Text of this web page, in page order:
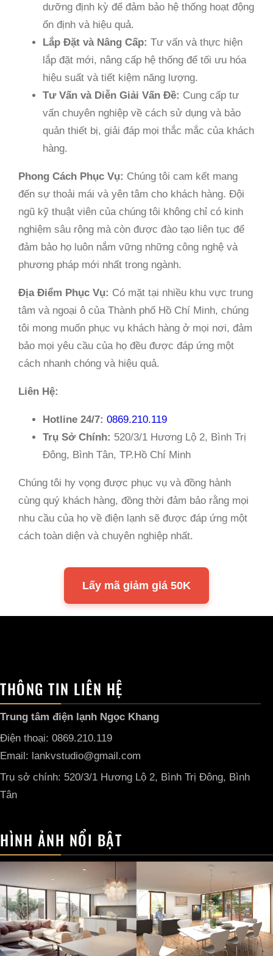
dưỡng định kỳ để đảm bảo hệ thống hoạt động
ổn định và hiệu quả.
Lắp Đặt và Nâng Cấp: Tư vấn và thực hiện
lắp đặt mới, nâng cấp hệ thống để tối ưu hóa
hiệu suất và tiết kiệm năng lượng.
Tư Vấn và Diễn Giải Vấn Đề: Cung cấp tư
vấn chuyên nghiệp về cách sử dụng và bảo
quản thiết bị, giải đáp mọi thắc mắc của khách
hàng.
Phong Cách Phục Vụ: Chúng tôi cam kết mang
đến sự thoải mái và yên tâm cho khách hàng. Đội
ngũ kỹ thuật viên của chúng tôi không chỉ có kinh
nghiệm sâu rộng mà còn được đào tạo liên tục để
đảm bảo họ luôn nắm vững những công nghệ và
phương pháp mới nhất trong ngành.
Địa Điểm Phục Vụ: Có mặt tại nhiều khu vực trung
tâm và ngoại ô của Thành phố Hồ Chí Minh, chúng
tôi mong muốn phục vụ khách hàng ở mọi nơi, đảm
bảo mọi yêu cầu của họ đều được đáp ứng một
cách nhanh chóng và hiệu quả.
Liên Hệ:
Hotline 24/7: 0869.210.119
Trụ Sở Chính: 520/3/1 Hương Lộ 2, Bình Trị
Đông, Bình Tân, TP.Hồ Chí Minh
Chúng tôi hy vọng được phục vụ và đồng hành
cùng quý khách hàng, đồng thời đảm bảo rằng mọi
nhu cầu của họ về điện lạnh sẽ được đáp ứng một
cách toàn diện và chuyên nghiệp nhất.
Lấy mã giảm giá 50K
THÔNG TIN LIÊN HỆ
Trung tâm điện lạnh Ngọc Khang
Điện thoại: 0869.210.119
Email: lankvstudio@gmail.com
Trụ sở chính: 520/3/1 Hương Lộ 2, Bình Trị Đông, Bình
Tân
HÌNH ẢNH NỔI BẬT